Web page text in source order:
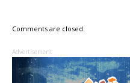
Comments are closed.
Advertisement